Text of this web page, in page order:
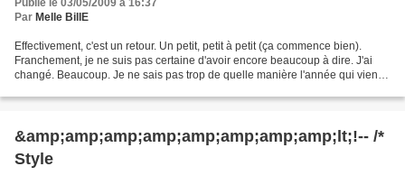
Publié le 03/05/2009 à 16:37
Par Melle BillE
Effectivement, c'est un retour. Un petit, petit à petit (ça commence bien).
Franchement, je ne suis pas certaine d'avoir encore beaucoup à dire. J'ai
changé. Beaucoup. Je ne sais pas trop de quelle manière l'année qui vient
&amp;amp;amp;amp;amp;amp;amp;amp;lt;!-- /*
Style